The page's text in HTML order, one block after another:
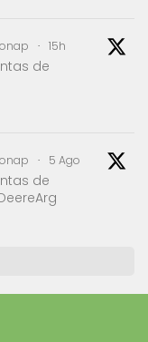
· 15h
de
· 5 Ago
de